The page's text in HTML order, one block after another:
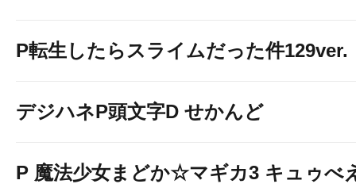
P転生したらスライムだった件129ver.
デジハネP頭文字D せかんど
P 魔法少女まどか☆マギカ3 キュゥべ